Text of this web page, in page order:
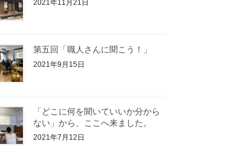
2021年11月21日
第五回「職人さんに聞こう！」
2021年9月15日
「どこに何を聞いていいか分から
ない」から、ここへ来ました。
2021年7月12日